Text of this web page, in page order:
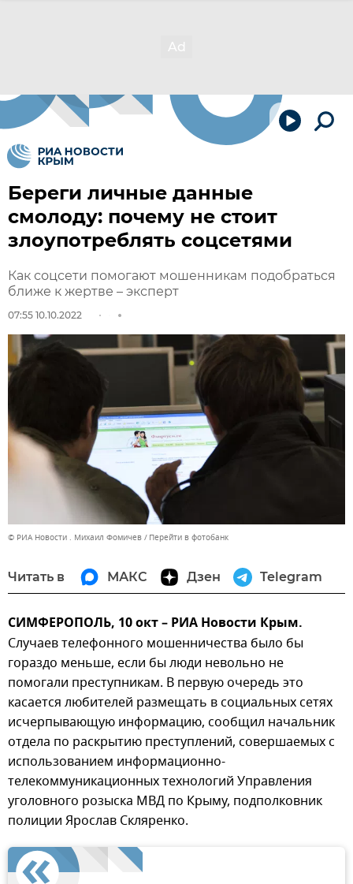
Береги личные данные
смолоду: почему не стоит
злоупотреблять соцсетями
Как соцсети помогают мошенникам подобраться
ближе к жертве – эксперт
07:55 10.10.2022
© РИА Новости . Михаил Фомичев Перейти в фотобанк
Читать в МАКС Дзен Telegram
СИМФЕРОПОЛЬ, 10 окт – РИА Новости Крым.
Случаев телефонного мошенничества было бы
гораздо меньше, если бы люди невольно не
помогали преступникам. В первую очередь это
касается любителей размещать в социальных сетях
исчерпывающую информацию, сообщил начальник
отдела по раскрытию преступлений, совершаемых с
использованием информационно-
телекоммуникационных технологий Управления
уголовного розыска МВД по Крыму, подполковник
полиции Ярослав Скляренко.